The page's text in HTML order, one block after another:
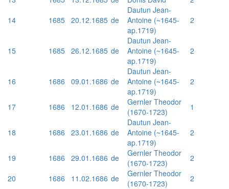
14
1685 20.12.1685 de
Dautun Jean-
Antoine (~1645-
ap.1719)
2
15 1685 26.12.1685 de
Dautun Jean-
Antoine (~1645-
ap.1719)
2
16 1686 09.01.1686 de
Dautun Jean-
Antoine (~1645-
ap.1719)
2
17 1686 12.01.1686 de
Gernler Theodor
(1670-1723)
1
18 1686 23.01.1686 de
Dautun Jean-
Antoine (~1645-
ap.1719)
2
19 1686 29.01.1686 de
Gernler Theodor
(1670-1723)
2
20
1686 11.02.1686 de
Gernler Theodor
(1670-1723)
2